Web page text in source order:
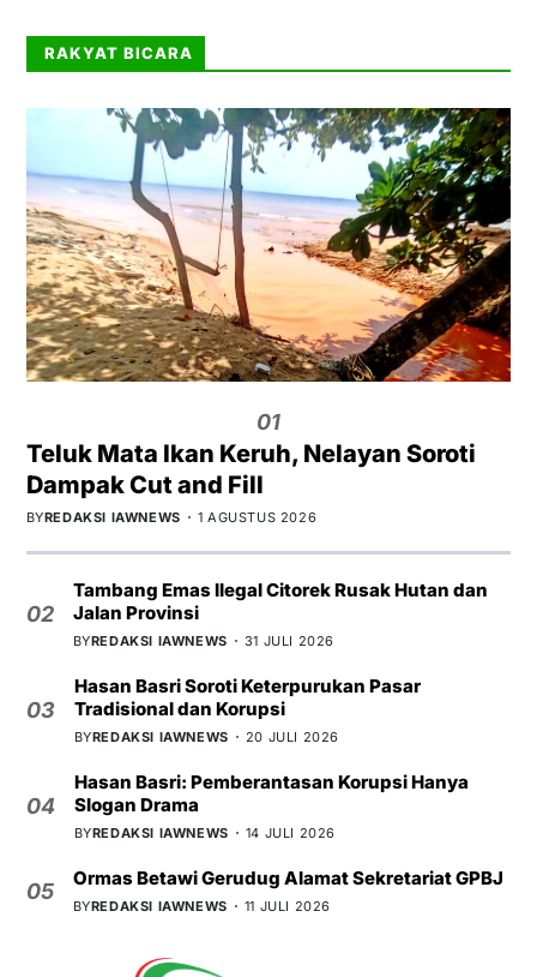
RAKYAT BICARA
01
Teluk Mata Ikan Keruh, Nelayan Soroti
Dampak Cut and Fill
BYREDAKSI IAWNEWS 1 AGUSTUS 2026
02
Tambang Emas Ilegal Citorek Rusak Hutan dan
Jalan Provinsi
BYREDAKSI IAWNEWS 31 JULI 2026
03
Hasan Basri Soroti Keterpurukan Pasar
Tradisional dan Korupsi
BYREDAKSI IAWNEWS 20 JULI 2026
04
Hasan Basri: Pemberantasan Korupsi Hanya
Slogan Drama
BYREDAKSI IAWNEWS 14 JULI 2026
05
Ormas Betawi Gerudug Alamat Sekretariat GPBJ
BYREDAKSI IAWNEWS 11 JULI 2026